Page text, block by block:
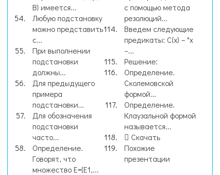
B) имеется...
Любую подстановку
можно представить
с...
При выполнении
подстановки
должны...
Для предыдущего
примера
подстановки...
Для обозначения
подстановки
часто...
Определение.
Говорят, что
множество E={E1,...
с помощью метода
резолюций...
Введем следующие
предикаты: C(x) – "x
–...
Решение:
Определение.
Сколемовской
формой...
Определение.
Клаузальной формой
называется...
Скачать
Похожие
презентации